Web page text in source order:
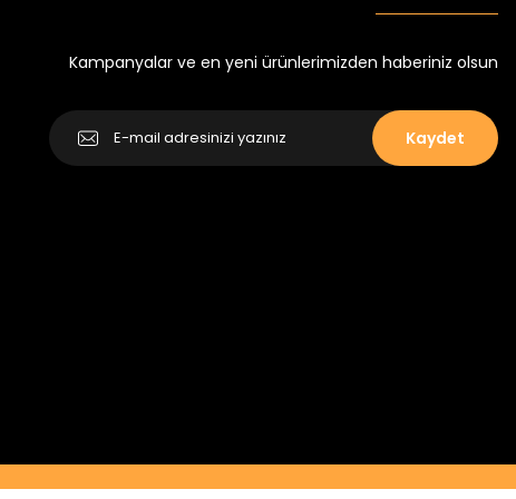
Kampanyalar ve en yeni ürünlerimizden haberiniz olsun
Kaydet